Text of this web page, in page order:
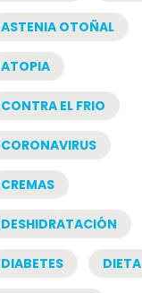
ASTENIA OTOÑAL
ATOPIA
CONTRA EL FRIO
CORONAVIRUS
CREMAS
DESHIDRATACIÓN
DIABETES DIETA